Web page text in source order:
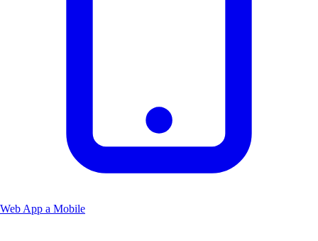
Web App a Mobile